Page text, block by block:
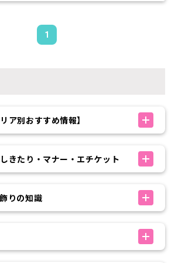
1
ア別おすすめ情報】
きたり・マナー・エチケット
りの知識